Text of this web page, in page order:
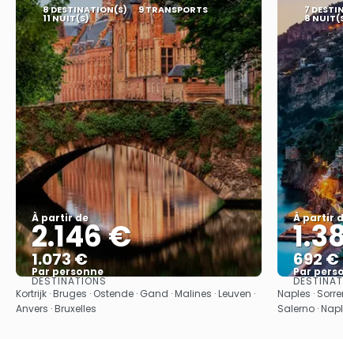
8 DESTINATION(S) 9 TRANSPORTS
11 NUIT(S)
À partir de
2.146 €
1.073 €
Par personne
Afficher
DESTINATIONS
Kortrijk · Bruges · Ostende · Gand · Malines · Leuven ·
Anvers · Bruxelles
7
8
À partir
692 €
Par
Naples ·
Salerno ·